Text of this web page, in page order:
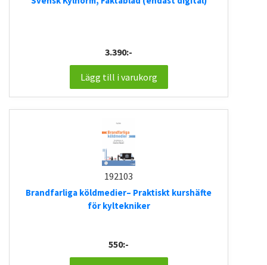
3.390:-
Lägg till i varukorg
192103
Brandfarliga köldmedier– Praktiskt kurshäfte
för kyltekniker
550:-